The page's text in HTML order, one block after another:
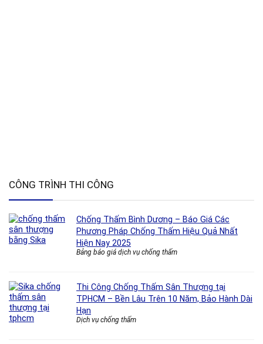
CÔNG TRÌNH THI CÔNG
Chống Thấm Bình Dương – Báo Giá Các
Phương Pháp Chống Thấm Hiệu Quả Nhất
Hiện Nay 2025
Bảng báo giá dịch vụ chống thấm
Thi Công Chống Thấm Sân Thượng tại
TPHCM – Bền Lâu Trên 10 Năm, Bảo Hành Dài
Hạn
Dịch vụ chống thấm